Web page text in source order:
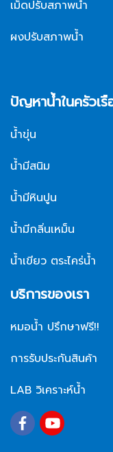
เม็ดปรับสภาพน้ำ
ผงปรับสภาพน้ำ
ปัญหาน้ำในครัวเรื
น้ำขุ่น
น้ำมีสนิม
น้ำมีหินปูน
น้ำมีกลิ่นเหม็น
น้ำเขียว ตระไคร่น้ำ
บริการของเรา
หมอน้ำ ปรึกษาฟรี!!
การรับประกันสินค้า
LAB วิเคราะห์น้ำ